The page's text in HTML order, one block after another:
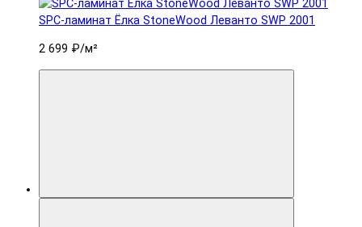
SPC-ламинат Ëлка StoneWood Леванто SWP 2001
2 699 ₽/м²